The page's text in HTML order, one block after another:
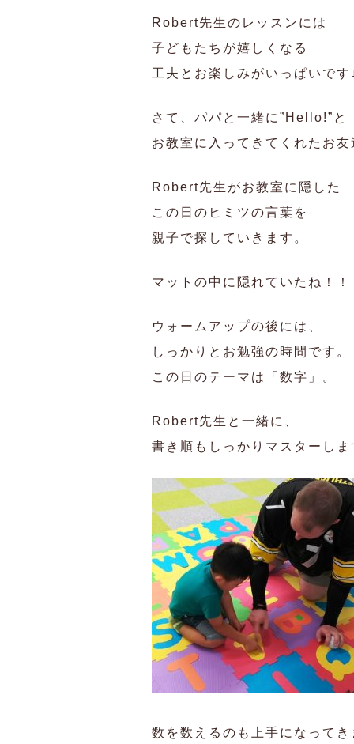
Robert先生のレッスンには
子どもたちが嬉しくなる
工夫とお楽しみがいっぱいです
さて、パパと一緒に”Hello!”と
お教室に入ってきてくれたお友
Robert先生がお教室に隠した
この日のヒミツの言葉を
親子で探していきます。
マットの中に隠れていたね！！
ウォームアップの後には、
しっかりとお勉強の時間です。
この日のテーマは「数字」。
Robert先生と一緒に、
書き順もしっかりマスターしま
数を数えるのも上手になって